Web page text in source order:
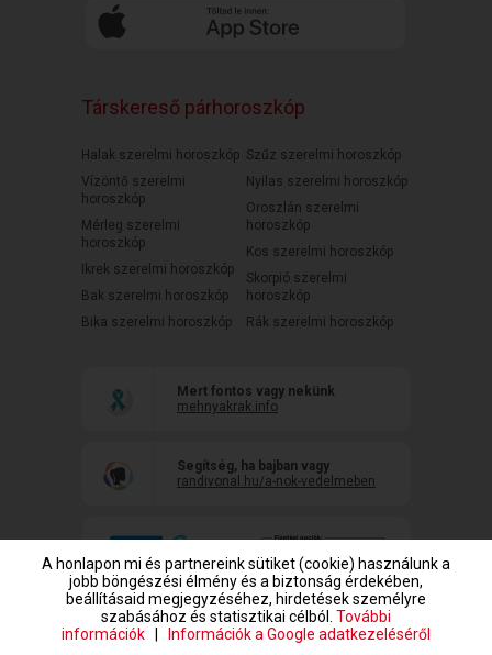
Társkereső párhoroszkóp
Halak szerelmi horoszkóp
Vízöntő szerelmi
horoszkóp
Mérleg szerelmi
horoszkóp
Ikrek szerelmi horoszkóp
Bak szerelmi horoszkóp
Bika szerelmi horoszkóp
Szűz szerelmi horoszkóp
Nyilas szerelmi horoszkóp
Oroszlán szerelmi
horoszkóp
Kos szerelmi horoszkóp
Skorpió szerelmi
horoszkóp
Rák szerelmi horoszkóp
Mert fontos vagy nekünk
mehnyakrak.info
Segítség, ha bajban vagy
randivonal.hu/a-nok-vedelmeben
A honlapon mi és partnereink sütiket (cookie) használunk a
jobb böngészési élmény és a biztonság érdekében,
beállításaid megjegyzéséhez, hirdetések személyre
szabásához és statisztikai célból. További
információk
Információk a Google adatkezeléséről